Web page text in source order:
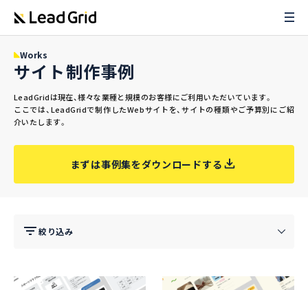
Works
サイト制作事例
LeadGridは現在、様々な業種と規模のお客様にご利用いただいています。
ここでは、LeadGridで制作したWebサイトを、サイトの種類やご予算別にご紹
介いたします。
まずは事例集をダウンロードする
絞り込み